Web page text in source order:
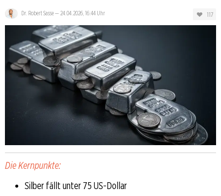
Dr. Robert Sasse— 24.04.2026, 16:44 Uhr 117
Die Kernpunkte:
Silber fällt unter 75 US-Dollar